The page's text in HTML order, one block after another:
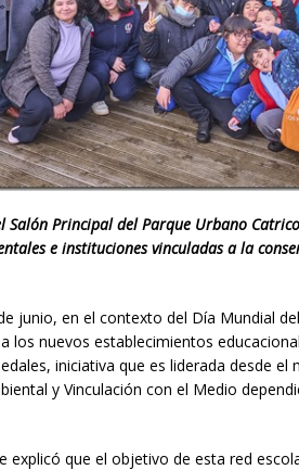
Salón Principal del Parque Urbano
e instituciones vinculadas a la
junio, en el contexto del Día Mundial
los nuevos establecimientos
iniciativa que es liderada desde el
y Vinculación con el Medio
explicó que el objetivo de esta red